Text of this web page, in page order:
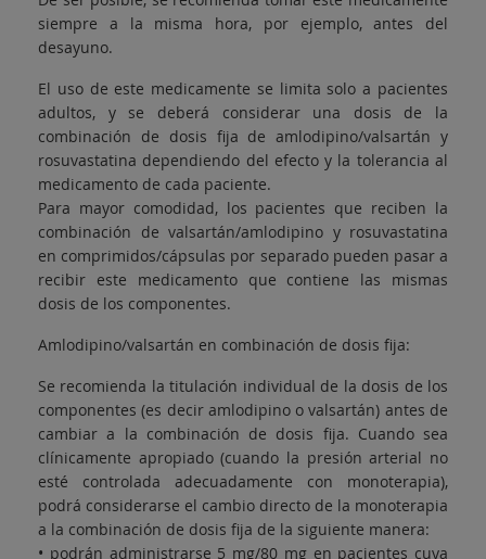
siempre a la misma hora, por ejemplo, antes del
desayuno.
El uso de este medicamente se limita solo a pacientes
adultos, y se deberá considerar una dosis de la
combinación de dosis fija de amlodipino/valsartán y
rosuvastatina dependiendo del efecto y la tolerancia al
medicamento de cada paciente.
Para mayor comodidad, los pacientes que reciben la
combinación de valsartán/amlodipino y rosuvastatina
en comprimidos/cápsulas por separado pueden pasar a
recibir este medicamento que contiene las mismas
dosis de los componentes.
Amlodipino/valsartán en combinación de dosis fija:
Se recomienda la titulación individual de la dosis de los
componentes (es decir amlodipino o valsartán) antes de
cambiar a la combinación de dosis fija. Cuando sea
clínicamente apropiado (cuando la presión arterial no
esté controlada adecuadamente con monoterapia),
podrá considerarse el cambio directo de la monoterapia
a la combinación de dosis fija de la siguiente manera:
• podrán administrarse 5 mg/80 mg en pacientes cuya